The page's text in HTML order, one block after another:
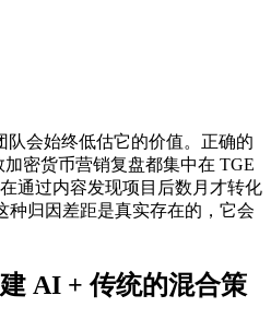
队会始终低估它的价值。正确的
密货币营销复盘都集中在 TGE
通过内容发现项目后数月才转化
种归因差距是真实存在的，它会
AI + 传统的混合策